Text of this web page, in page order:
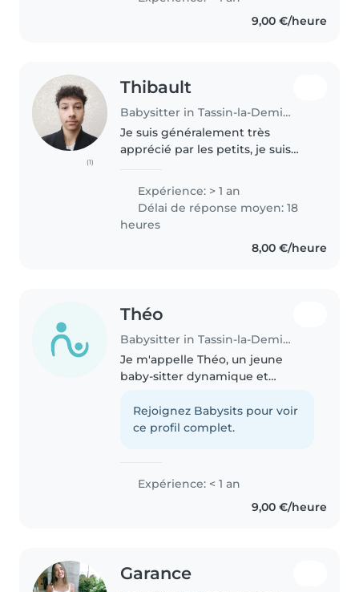
9,00 €/heure
(1)
Thibault
Babysitter in Tassin-la-Demi-Lune
Je suis généralement très
apprécié par les petits, je suis
calme et responsable quand il le
faut. J'ai déjà gardé plusieurs fois
des enfants le soir..
Expérience: > 1 an
Délai de réponse moyen: 18
heures
8,00 €/heure
Théo
Babysitter in Tassin-la-Demi-Lune
Je m'appelle Théo, un jeune
baby-sitter dynamique et
première générale, passionné
par le contact avec les enfants.
Rejoignez Babysits pour voir
ce profil complet.
Expérience: < 1 an
9,00 €/heure
Garance